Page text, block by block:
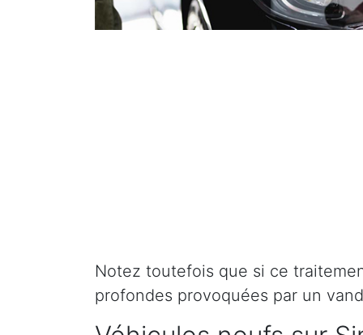
Notez toutefois que si ce
profondes provoquées par un